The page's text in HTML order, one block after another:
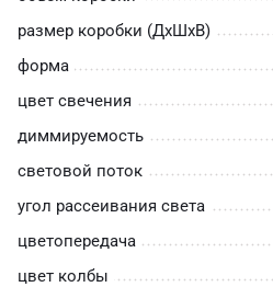
размер коробки (ДхШхВ)
форма
цвет свечения
диммируемость
световой поток
угол рассеивания света
цветопередача
цвет колбы